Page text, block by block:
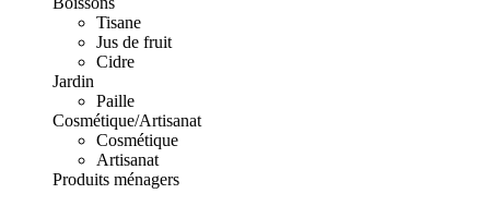
Tisane
Jus de fruit
Cidre
Jardin
Paille
Cosmétique/Artisanat
Cosmétique
Artisanat
Produits ménagers